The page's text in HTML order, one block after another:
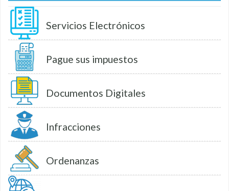
Servicios Electrónicos
Pague sus impuestos
Documentos Digitales
Infracciones
Ordenanzas